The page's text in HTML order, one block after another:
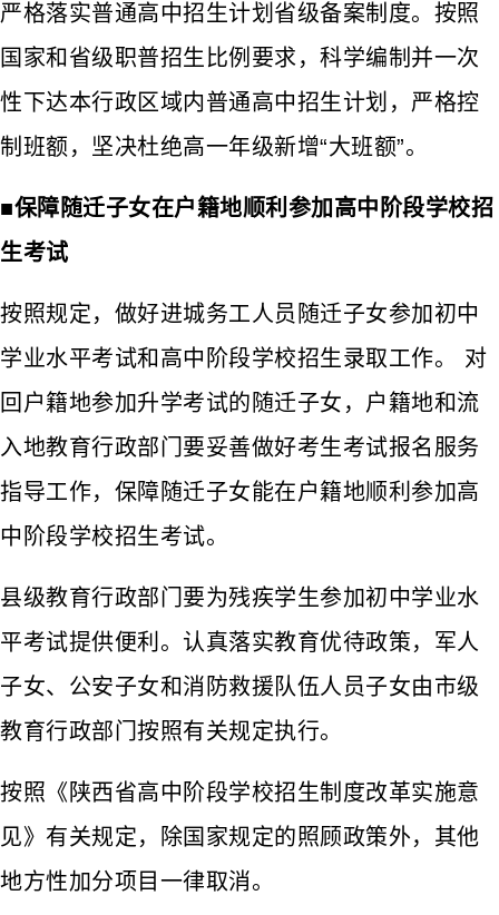
严格落实普通高中招生计划省级备案制度。按照
国家和省级职普招生比例要求，科学编制并一次
性下达本行政区域内普通高中招生计划，严格控
制班额，坚决杜绝高一年级新增“大班额”。
■保障随迁子女在户籍地顺利参加高中阶段学校招
生考试
按照规定，做好进城务工人员随迁子女参加初中
学业水平考试和高中阶段学校招生录取工作。 对
回户籍地参加升学考试的随迁子女，户籍地和流
入地教育行政部门要妥善做好考生考试报名服务
指导工作，保障随迁子女能在户籍地顺利参加高
中阶段学校招生考试。
县级教育行政部门要为残疾学生参加初中学业水
平考试提供便利。认真落实教育优待政策，军人
子女、公安子女和消防救援队伍人员子女由市级
教育行政部门按照有关规定执行。
按照《陕西省高中阶段学校招生制度改革实施意
见》有关规定，除国家规定的照顾政策外，其他
地方性加分项目一律取消。